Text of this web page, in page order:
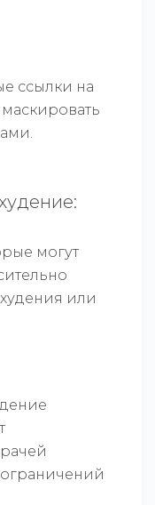
ссылки на
могут
или